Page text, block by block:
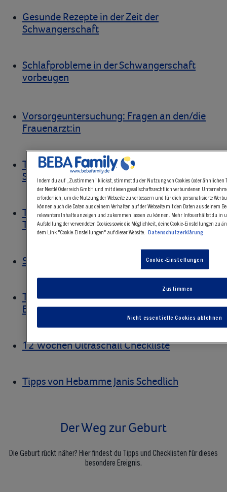
Gesunde Rezepte in der Zeit der
Schwangerschaft
Schlafprobleme in der Schwangerschaft
vorbeugen
Vorsorgeuntersuchung: Fragen an den/die
Frauenarzt:in
Tipps gegen Morgenübelkeit in der
Schwangerschaft
Tipps gegen Angstzustände im ersten
Trimester
Schwangerschaftsbeschwerden lindern
Tipps für hilfreiche Fragen für
Erstuntersuchung in der Schwangerschaft
12 Wochen Ultraschall Checkliste
Tipps von Hebamme Janis Schedlich
Der Weg zur Geburt
Die Geburt rückt näher? Hier findest du Tipps und Checklisten für dieses
besondere Ereignis.
Indem du auf „Zustimmen“ klickst, stimmst du der Nutzung von Cookies (oder ähnlichen
der Nestlé Österreich GmbH und mit diesen gesellschaftsrechtlich verbundenen
erforderlich, um die Nutzung der Webseite zu verbessern und für dich personalisierte
können auch die Daten aus deinem Verhalten auf der Webseite mit den Daten aus deinem
relevantere Inhalte anzeigen und zukommen lassen zu können. Mehr Infos erhältst du in
Aufstellung der verwendeten Cookies sowie die Möglichkeit, deine Cookie-Einstellungen zu
dem Link "Cookie-Einstellungen" auf dieser Website. Datenschutzerklärung
Cookie-Einstellungen
Nicht essentielle Cookies ablehnen
Zustimmen